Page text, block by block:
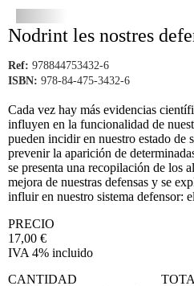
Nodrint les nostres
Ref: 978844753432-6
ISBN: 978-84-475-3432-6
Cada vez hay más evidencias
influyen en la funcionalidad de
pueden incidir en nuestro estado de
prevenir la aparición de
se presenta una recopilación de los
mejora de nuestras defensas y se
influir en nuestro sistema defensor:
PRECIO
17,00 €
IVA 4% incluido
CANTIDAD